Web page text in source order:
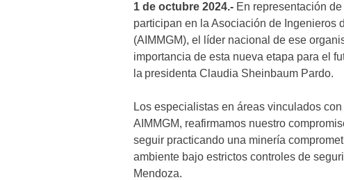
1 de octubre 2024.- En representación
participan en la Asociación de Ingenieros
(AIMMGM), el líder nacional de ese
importancia de esta nueva etapa para el
la presidenta Claudia Sheinbaum Pardo.
Los especialistas en áreas vinculados
AIMMGM, reafirmamos nuestro
seguir practicando una minería
ambiente bajo estrictos controles de
Mendoza.